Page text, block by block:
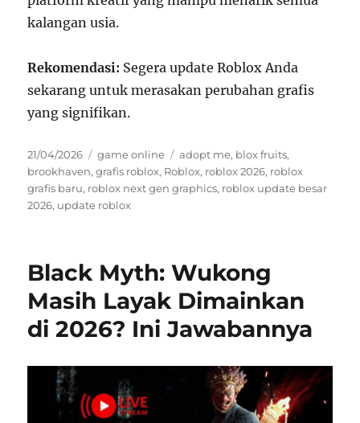
kalangan usia.
Rekomendasi: Segera update Roblox Anda
sekarang untuk merasakan perubahan grafis
yang signifikan.
Posted
on
21/04/2026 Categories
game online Tags
adopt me, blox fruits,
brookhaven,grafis roblox, Roblox, roblox 2026, roblox
grafis baru, roblox next gen graphics, roblox update besar
2026, update roblox
Black Myth: Wukong
Masih Layak Dimainkan
di 2026? Ini Jawabannya